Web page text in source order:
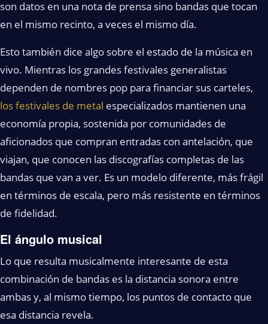
son datos en una nota de prensa sino bandas que tocan
en el mismo recinto, a veces el mismo día.
Esto también dice algo sobre el estado de la música en
vivo. Mientras los grandes festivales generalistas
dependen de nombres pop para financiar sus carteles,
los festivales de metal especializados mantienen una
economía propia, sostenida por comunidades de
aficionados que compran entradas con antelación, que
viajan, que conocen las discografías completas de las
bandas que van a ver. Es un modelo diferente, más frágil
en términos de escala, pero más resistente en términos
de fidelidad.
El ángulo musical
Lo que resulta musicalmente interesante de esta
combinación de bandas es la distancia sonora entre
ambas y, al mismo tiempo, los puntos de contacto que
esa distancia revela.